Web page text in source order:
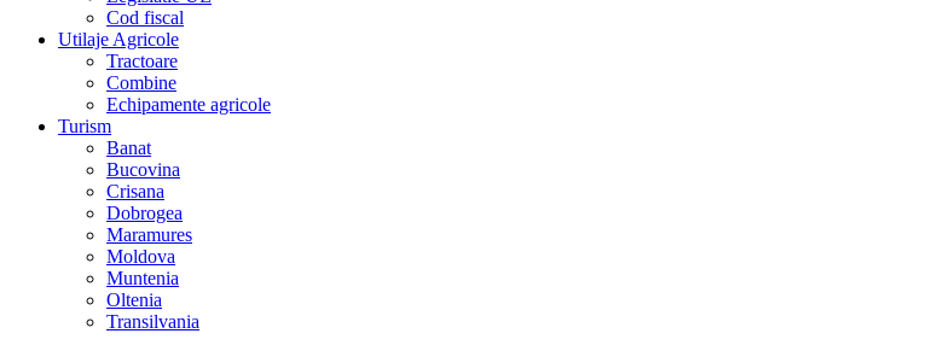
Cod fiscal
Utilaje Agricole
Tractoare
Combine
Echipamente agricole
Turism
Banat
Bucovina
Crisana
Dobrogea
Maramures
Moldova
Muntenia
Oltenia
Transilvania